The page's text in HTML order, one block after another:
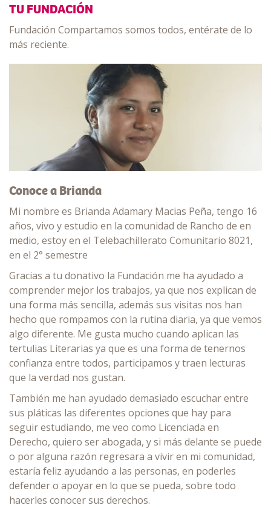
TU FUNDACIÓN
Fundación Compartamos somos todos, entérate de lo
más reciente.
Conoce a Brianda
Mi nombre es Brianda Adamary Macias Peña, tengo 16
años, vivo y estudio en la comunidad de Rancho de en
medio, estoy en el Telebachillerato Comunitario 8021,
en el 2° semestre
Gracias a tu donativo la Fundación me ha ayudado a
comprender mejor los trabajos, ya que nos explican de
una forma más sencilla, además sus visitas nos han
hecho que rompamos con la rutina diaria, ya que vemos
algo diferente. Me gusta mucho cuando aplican las
tertulias Literarias ya que es una forma de tenernos
confianza entre todos, participamos y traen lecturas
que la verdad nos gustan.
También me han ayudado demasiado escuchar entre
sus pláticas las diferentes opciones que hay para
seguir estudiando, me veo como Licenciada en
Derecho, quiero ser abogada, y si más delante se puede
o por alguna razón regresara a vivir en mi comunidad,
estaría feliz ayudando a las personas, en poderles
defender o apoyar en lo que se pueda, sobre todo
hacerles conocer sus derechos.